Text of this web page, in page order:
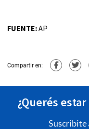
FUENTE:AP
Compartir en:
¿Querés
Suscribite